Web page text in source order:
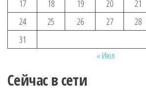
17
18 19 20 21
24
25 26 27 28
31
« Июл
Сейчас в сети